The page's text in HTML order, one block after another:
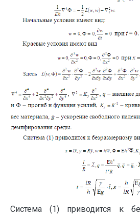
Система (1) приводится к